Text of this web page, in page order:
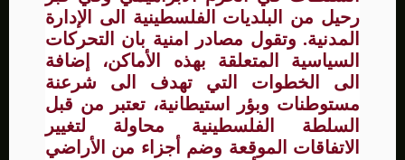
رحيل من البلديات الفلسطينية الى الإدارة
المدنية. وتقول مصادر امنية بان التحركات
السياسية المتعلقة بهذه الأماكن، إضافة
الى الخطوات التي تهدف الى شرعنة
مستوطنات وبؤر استيطانية، تعتبر من قبل
السلطة الفلسطينية محاولة لتغيير
الاتفاقات الموقعة وضم أجزاء من الأراضي